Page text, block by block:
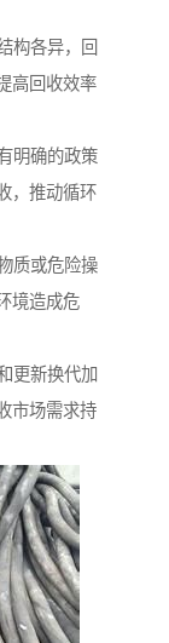
构各异，回
高回收效率
明确的政策
，推动循环
质或危险操
境造成危
更新换代加
市场需求持